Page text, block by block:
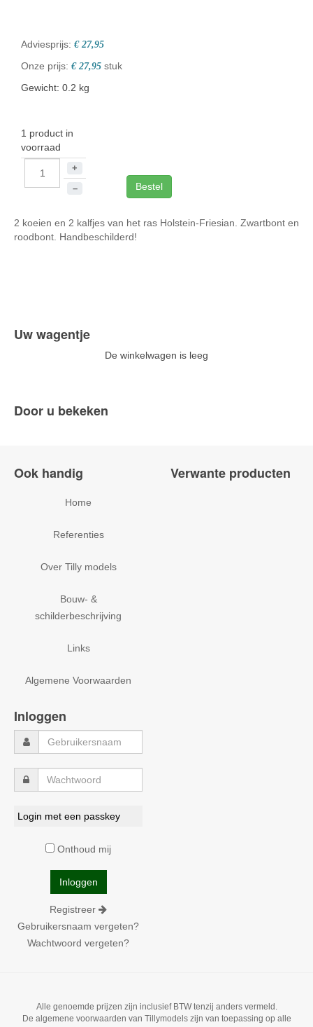
Adviesprijs: € 27,95
Onze prijs: € 27,95 stuk
Gewicht: 0.2 kg
1 product in
voorraad
+
–
Bestel
2 koeien en 2 kalfjes van het ras Holstein-Friesian. Zwartbont en
roodbont. Handbeschilderd!
Uw wagentje
De winkelwagen is leeg
Door u bekeken
Ook handig
Home
Referenties
Over Tilly models
Bouw- &
schilderbeschrijving
Links
Algemene Voorwaarden
Verwante producten
Inloggen
Login met een passkey
Onthoud mij
Registreer
Gebruikersnaam vergeten?
Wachtwoord vergeten?
Alle genoemde prijzen zijn inclusief BTW tenzij anders vermeld.
De algemene voorwaarden van Tillymodels zijn van toepassing op alle